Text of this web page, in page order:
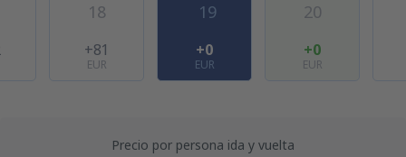
18
+81
EUR
19
+0
EUR
20
+0
EUR
Precio por persona ida y vuelta